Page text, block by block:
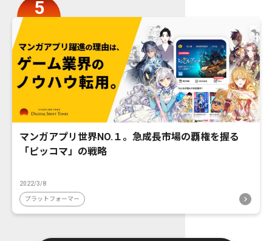
マンガアプリ世界NO.１。急成長市場の覇権を握る
「ピッコマ」の戦略
2022/3/8
プラットフォーマー